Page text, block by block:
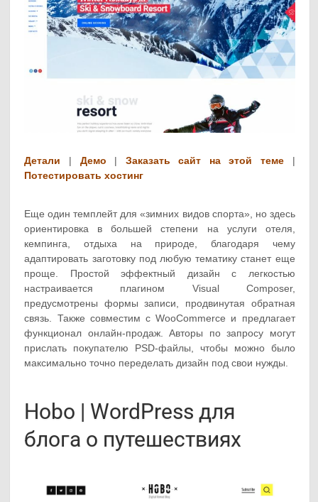
Детали | Демо | Заказать сайт на этой теме |
Потестировать хостинг
Еще один темплейт для «зимних видов спорта», но здесь
ориентировка в большей степени на услуги отеля,
кемпинга, отдыха на природе, благодаря чему
адаптировать заготовку под любую тематику станет еще
проще. Простой эффектный дизайн с легкостью
настраивается плагином Visual Composer,
предусмотрены формы записи, продвинутая обратная
связь. Также совместим с WooCommerce и предлагает
функционал онлайн-продаж. Авторы по запросу могут
прислать покупателю PSD-файлы, чтобы можно было
максимально точно переделать дизайн под свои нужды.
Hobo | WordPress для
блога о путешествиях